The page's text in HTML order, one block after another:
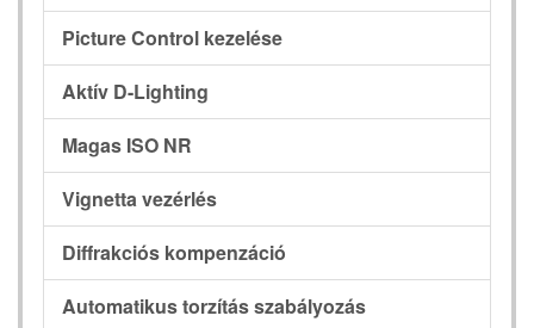
Picture Control kezelése
Aktív D-Lighting
Magas ISO NR
Vignetta vezérlés
Diffrakciós kompenzáció
Automatikus torzítás szabályozás